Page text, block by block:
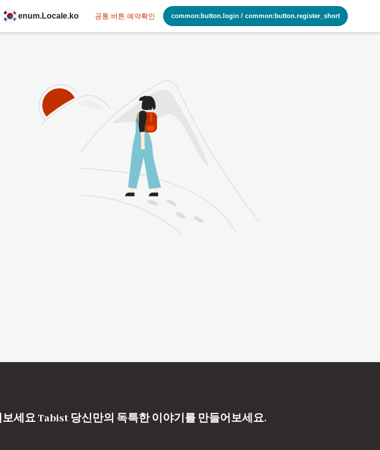
enum.Locale.ko 공통:버튼.예약확인 common:button.login / common:button.register_short
세요 Tabist 당신만의 독특한 이야기를 만들어보세요.